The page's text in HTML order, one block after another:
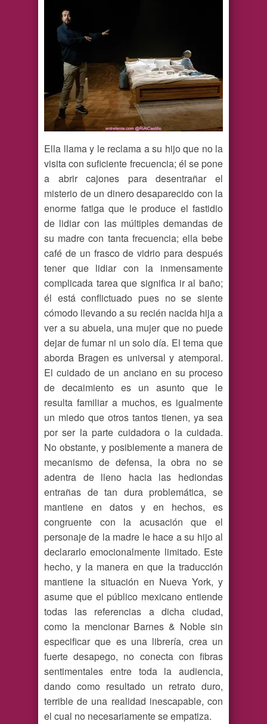
Ella llama y le reclama a su hijo que no la
visita con suficiente frecuencia; él se pone
a abrir cajones para desentrañar el
misterio de un dinero desaparecido con la
enorme fatiga que le produce el fastidio
de lidiar con las múltiples demandas de
su madre con tanta frecuencia; ella bebe
café de un frasco de vidrio para después
tener que lidiar con la inmensamente
complicada tarea que significa ir al baño;
él está conflictuado pues no se siente
cómodo llevando a su recién nacida hija a
ver a su abuela, una mujer que no puede
dejar de fumar ni un solo día. El tema que
aborda Bragen es universal y atemporal.
El cuidado de un anciano en su proceso
de decaimiento es un asunto que le
resulta familiar a muchos, es igualmente
un miedo que otros tantos tienen, ya sea
por ser la parte cuidadora o la cuidada.
No obstante, y posiblemente a manera de
mecanismo de defensa, la obra no se
adentra de lleno hacia las hediondas
entrañas de tan dura problemática, se
mantiene en datos y en hechos, es
congruente con la acusación que el
personaje de la madre le hace a su hijo al
declararlo emocionalmente limitado. Este
hecho, y la manera en que la traducción
mantiene la situación en Nueva York, y
asume que el público mexicano entiende
todas las referencias a dicha ciudad,
como la mencionar Barnes & Noble sin
especificar que es una librería, crea un
fuerte desapego, no conecta con fibras
sentimentales entre toda la audiencia,
dando como resultado un retrato duro,
terrible de una realidad inescapable, con
el cual no necesariamente se empatiza.